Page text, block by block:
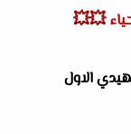
💥💥
الاول